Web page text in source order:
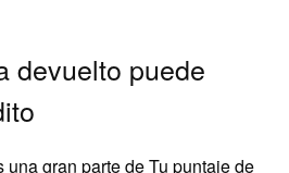
devuelto puede
una gran parte deTu puntaje de